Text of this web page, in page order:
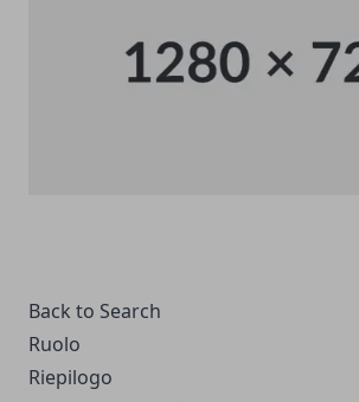
Back to Search
Ruolo
Riepilogo